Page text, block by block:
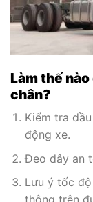
Làm thế
chân?
Kiểm tra
động xe.
Đeo dây an
Lưu ý tốc